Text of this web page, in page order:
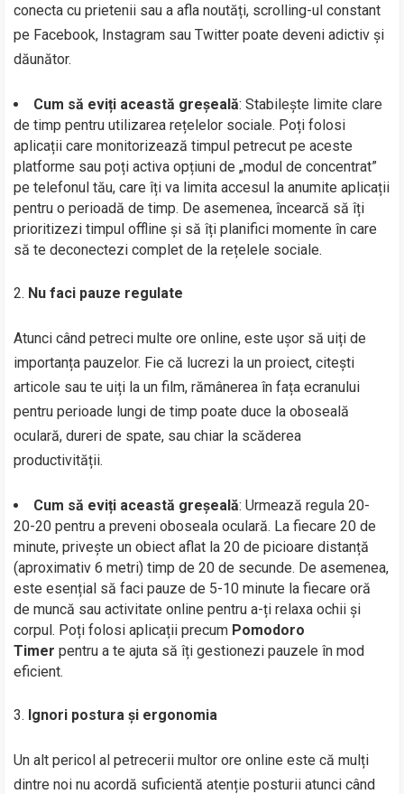
conecta cu prietenii sau a afla noutăți, scrolling-ul constant
pe Facebook, Instagram sau Twitter poate deveni adictiv și
dăunător.
Cum să eviți această greșeală: Stabilește limite clare
de timp pentru utilizarea rețelelor sociale. Poți folosi
aplicații care monitorizează timpul petrecut pe aceste
platforme sau poți activa opțiuni de „modul de concentrat”
pe telefonul tău, care îți va limita accesul la anumite aplicații
pentru o perioadă de timp. De asemenea, încearcă să îți
prioritizezi timpul offline și să îți planifici momente în care
să te deconectezi complet de la rețelele sociale.
Nu faci pauze regulate
Atunci când petreci multe ore online, este ușor să uiți de
importanța pauzelor. Fie că lucrezi la un proiect, citești
articole sau te uiți la un film, rămânerea în fața ecranului
pentru perioade lungi de timp poate duce la oboseală
oculară, dureri de spate, sau chiar la scăderea
productivității.
Cum să eviți această greșeală: Urmează regula 20-
20-20 pentru a preveni oboseala oculară. La fiecare 20 de
minute, privește un obiect aflat la 20 de picioare distanță
(aproximativ 6 metri) timp de 20 de secunde. De asemenea,
este esențial să faci pauze de 5-10 minute la fiecare oră
de muncă sau activitate online pentru a-ți relaxa ochii și
corpul. Poți folosi aplicații precum Pomodoro
Timer pentru a te ajuta să îți gestionezi pauzele în mod
eficient.
Ignori postura și ergonomia
Un alt pericol al petrecerii multor ore online este că mulți
dintre noi nu acordă suficientă atenție posturii atunci când